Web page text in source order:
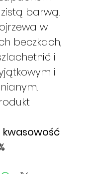
barwą.
w
beczkach,
i
i
kwasowość